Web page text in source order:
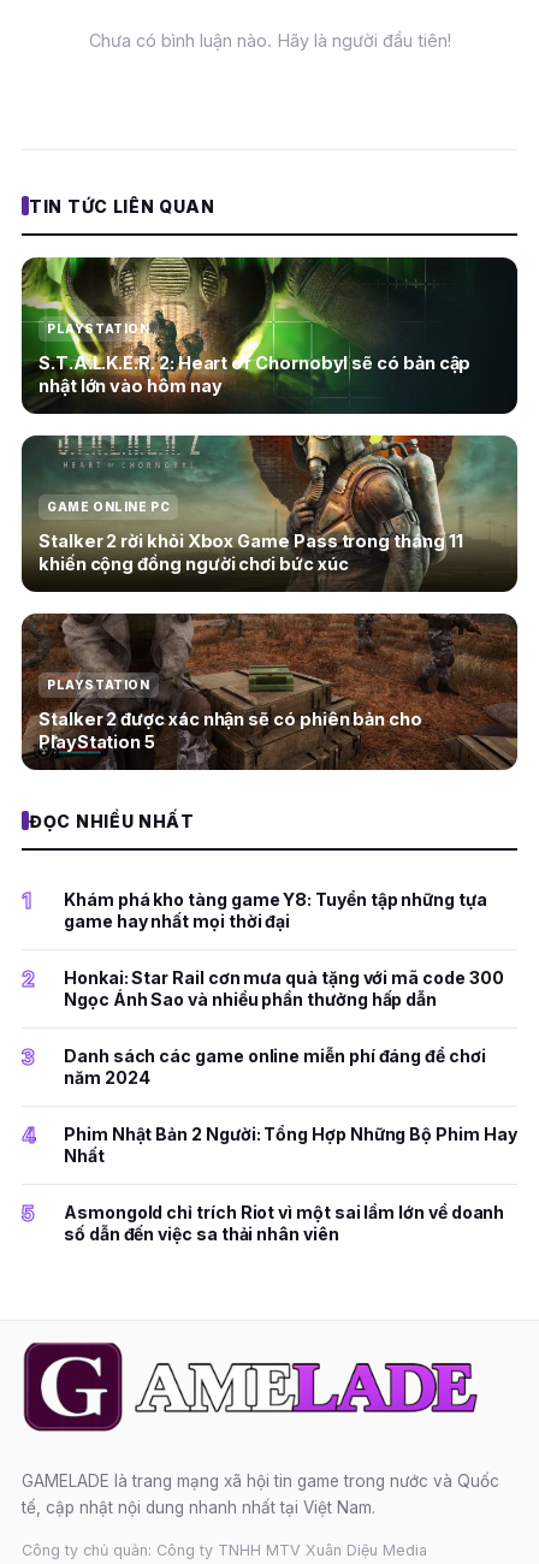
Chưa có bình luận nào. Hãy là người đầu tiên!
TIN TỨC LIÊN QUAN
PLAYSTATION
S.T.A.L.K.E.R. 2: Heart of Chornobyl sẽ có bản cập
nhật lớn vào hôm nay
GAME ONLINE PC
Stalker 2 rời khỏi Xbox Game Pass trong tháng 11
khiến cộng đồng người chơi bức xúc
PLAYSTATION
Stalker 2 được xác nhận sẽ có phiên bản cho
PlayStation 5
ĐỌC NHIỀU NHẤT
1
Khám phá kho tàng game Y8: Tuyển tập những tựa
game hay nhất mọi thời đại
2
Honkai: Star Rail cơn mưa quà tặng với mã code 300
Ngọc Ánh Sao và nhiều phần thưởng hấp dẫn
3
Danh sách các game online miễn phí đáng để chơi
năm 2024
4
Phim Nhật Bản 2 Người: Tổng Hợp Những Bộ Phim Hay
Nhất
5
Asmongold chỉ trích Riot vì một sai lầm lớn về doanh
số dẫn đến việc sa thải nhân viên
GAMELADE là trang mạng xã hội tin game trong nước và Quốc
tế, cập nhật nội dung nhanh nhất tại Việt Nam.
Công ty chủ quản: Công ty TNHH MTV Xuân Diệu Media